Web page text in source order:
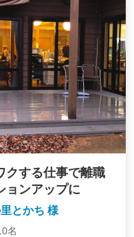
クする仕事で離職
ョンアップに
とかち 様
名